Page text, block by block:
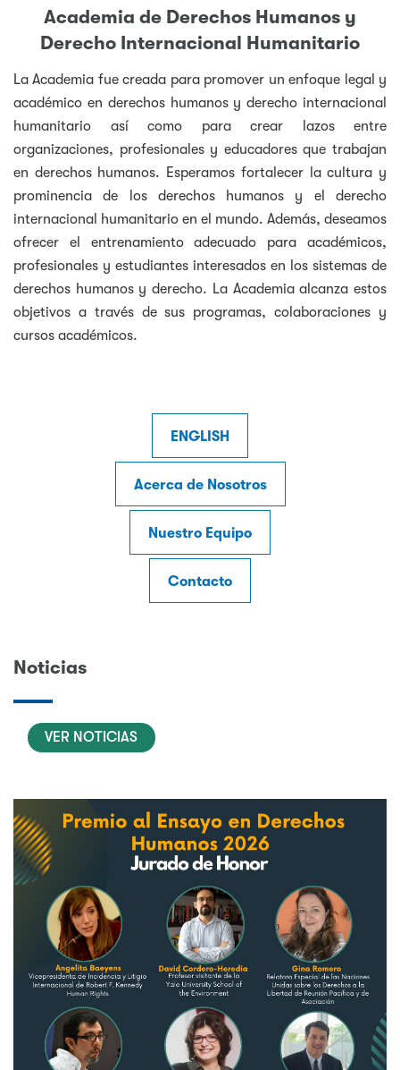
Academia de Derechos Humanos y
Derecho Internacional Humanitario
La Academia fue creada para promover un enfoque legal y
académico en derechos humanos y derecho internacional
humanitario así como para crear lazos entre
organizaciones, profesionales y educadores que trabajan
en derechos humanos. Esperamos fortalecer la cultura y
prominencia de los derechos humanos y el derecho
internacional humanitario en el mundo. Además, deseamos
ofrecer el entrenamiento adecuado para académicos,
profesionales y estudiantes interesados en los sistemas de
derechos humanos y derecho. La Academia alcanza estos
objetivos a través de sus programas, colaboraciones y
cursos académicos.
ENGLISH
Acerca de Nosotros
Nuestro Equipo
Contacto
Noticias
VER NOTICIAS